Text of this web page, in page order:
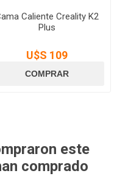
Caliente Creality K2
Plus
U$S 109
este
comprado